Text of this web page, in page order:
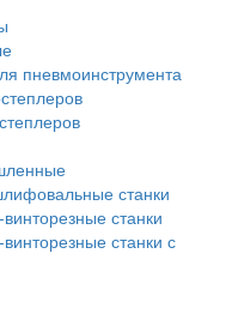
пневмоинструмента
станки
станки
станки с